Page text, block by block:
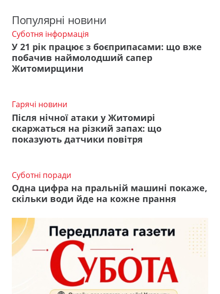
Популярні новини
Суботня інформація
У 21 рік працює з боєприпасами: що вже
побачив наймолодший сапер
Житомирщини
Гарячі новини
Після нічної атаки у Житомирі
скаржаться на різкий запах: що
показують датчики повітря
Суботні поради
Одна цифра на пральній машині покаже,
скільки води йде на кожне прання